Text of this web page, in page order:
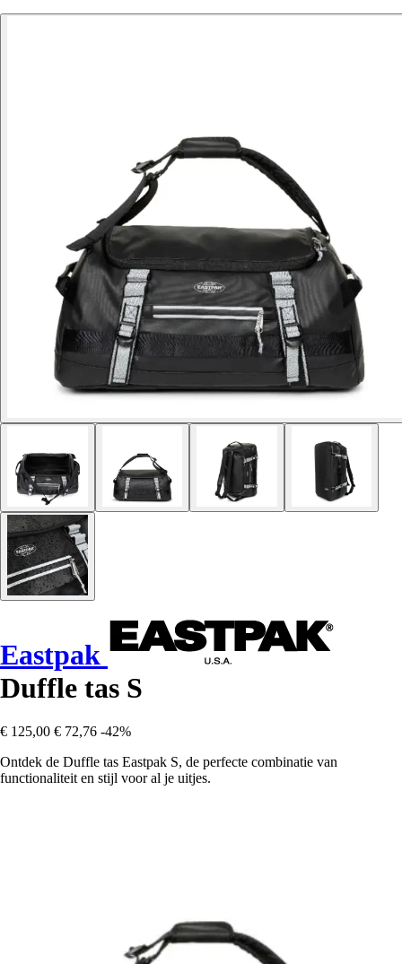
Eastpak
Duffle tas S
€ 125,00 € 72,76 -42%
Ontdek de Duffle tas Eastpak S, de perfecte combinatie van
functionaliteit en stijl voor al je uitjes.